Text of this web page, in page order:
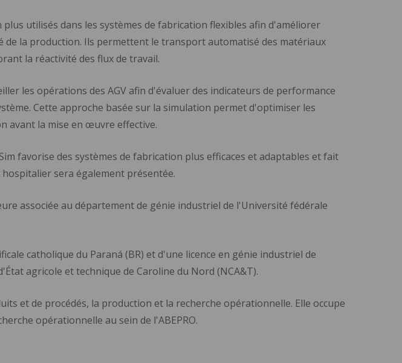
utilisés dans les systèmes de fabrication flexibles afin d'améliorer
la production. Ils permettent le transport automatisé des matériaux
la réactivité des flux de travail.
les opérations des AGV afin d'évaluer des indicateurs de performance
Cette approche basée sur la simulation permet d'optimiser les
avant la mise en œuvre effective.
favorise des systèmes de fabrication plus efficaces et adaptables et fait
sera également présentée.
associée au département de génie industriel de l'Université fédérale
catholique du Paraná (BR) et d'une licence en génie industriel de
agricole et technique de Caroline du Nord (NCA&T).
et de procédés, la production et la recherche opérationnelle. Elle occupe
opérationnelle au sein de l'ABEPRO.